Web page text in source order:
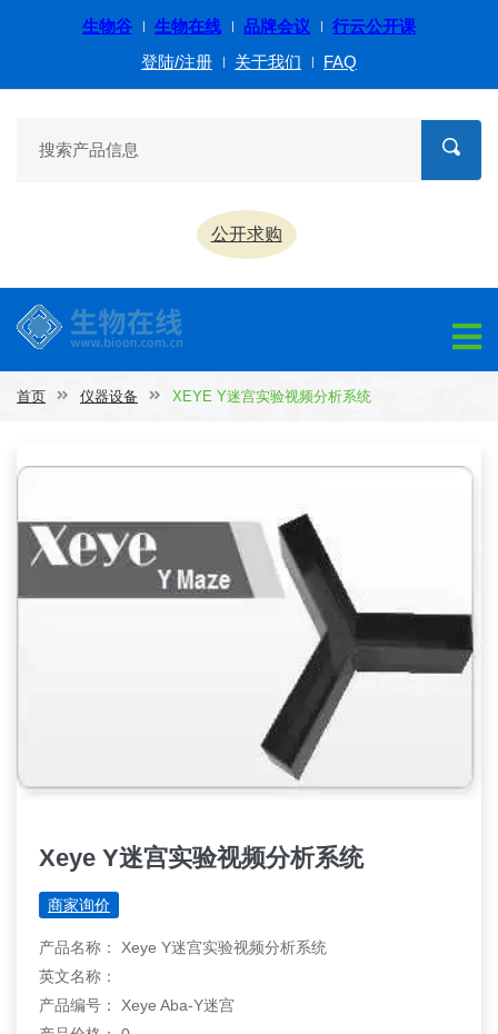
生物谷 生物在线 品牌会议
行云公开课
登陆/注册
关于我们 FAQ
公开求购
首页 仪器设备 XEYE Y迷宫实验视频分析系统
Xeye Y迷宫实验视频分析系统
商家询价
产品名称： Xeye Y迷宫实验视频分析系统
英文名称：
产品编号： Xeye Aba-Y迷宫